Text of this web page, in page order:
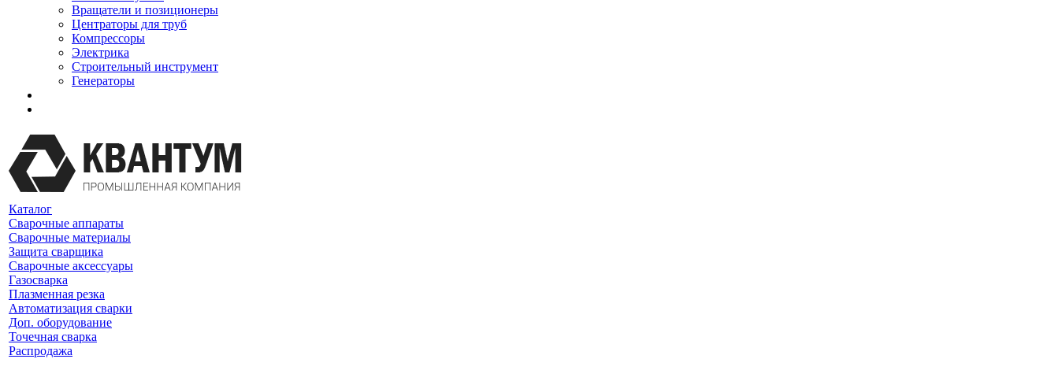
Вращатели и позиционеры
Центраторы для труб
Компрессоры
Электрика
Строительный инструмент
Генераторы
Каталог
Сварочные аппараты
Сварочные материалы
Защита сварщика
Сварочные аксессуары
Газосварка
Плазменная резка
Автоматизация сварки
Доп. оборудование
Точечная сварка
Распродажа